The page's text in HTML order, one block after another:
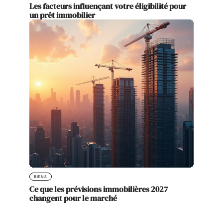
Les facteurs influençant votre éligibilité pour
un prêt immobilier
BIENS
Ce que les prévisions immobilières 2027
changent pour le marché